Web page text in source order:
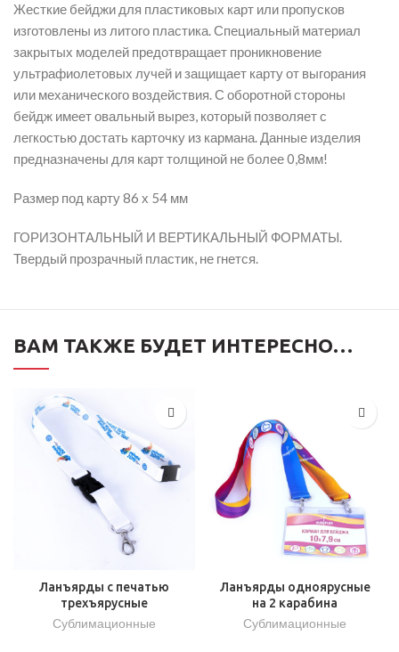
Жесткие бейджи для пластиковых карт или пропусков
изготовлены из литого пластика. Специальный материал
закрытых моделей предотвращает проникновение
ультрафиолетовых лучей и защищает карту от выгорания
или механического воздействия. С оборотной стороны
бейдж имеет овальный вырез, который позволяет с
легкостью достать карточку из кармана. Данные изделия
предназначены для карт толщиной не более 0,8мм!
Размер под карту 86 х 54 мм
ГОРИЗОНТАЛЬНЫЙ И ВЕРТИКАЛЬНЫЙ ФОРМАТЫ.
Твердый прозрачный пластик, не гнется.
ВАМ ТАКЖЕ БУДЕТ ИНТЕРЕСНО…
Ланъярды с печатью
трехъярусные
Сублимационные
Ланъярды одноярусные
на 2 карабина
Сублимационные